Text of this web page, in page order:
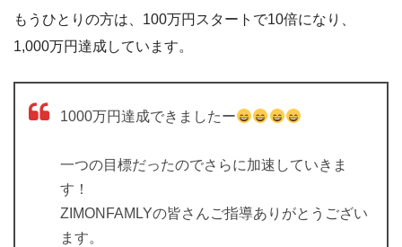
もうひとりの方は、100万円スタートで10倍になり、
1,000万円達成しています。
1000万円達成できましたー
一つの目標だったのでさらに加速していきま
す！
ZIMONFAMLYの皆さんご指導ありがとうござい
ます。